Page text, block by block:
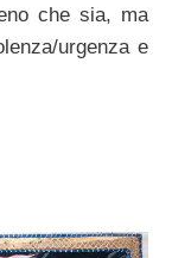
che sia, ma
urgenza e